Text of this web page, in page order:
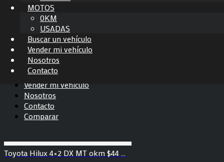
ELÉCTRICOS/HÍBRIDOS
0KM
USADOS
MOTOS
0KM
USADAS
Buscar un vehículo
Vender mi vehículo
Nosotros
Contacto
Comparar
MOTOS
0KM
USADAS
Buscar un vehículo
Vender mi vehículo
Nosotros
Contacto
Peugeot 3008 GT AM25 0km $70,520.65 ...
0
Automatica
Toyota Hilux 4×2 DX MT okm $44 ...